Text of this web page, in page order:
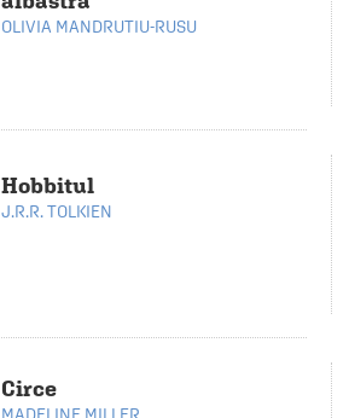
OLIVIA MANDRUTIU-RUSU
Hobbitul
J.R.R. TOLKIEN
Circe
MADELINE MILLER